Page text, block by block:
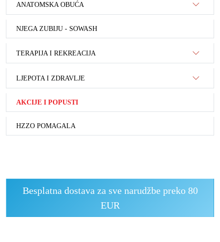
ANATOMSKA OBUĆA
NJEGA ZUBIJU - SOWASH
TERAPIJA I REKREACIJA
LJEPOTA I ZDRAVLJE
AKCIJE I POPUSTI
HZZO POMAGALA
Besplatna dostava za sve narudžbe preko 80
EUR